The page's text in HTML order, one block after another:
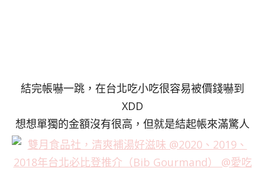
結完帳嚇一跳，在台北吃小吃很容易被價錢嚇到
XDD
想想單獨的金額沒有很高，但就是結起帳來滿驚人